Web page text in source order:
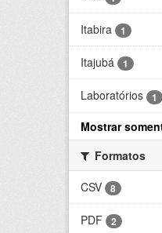
Itabira 1
Itajubá 1
Laboratórios 1
Mostrar
Formatos
CSV
8
PDF 2